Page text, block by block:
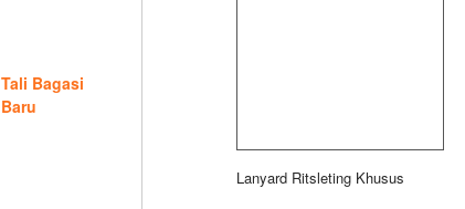
Tali Bagasi
Baru
Lanyard Ritsleting Khusus